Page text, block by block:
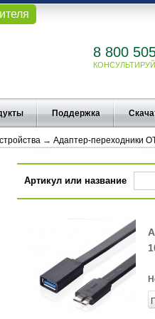
8 800
Поддержка
→ Адаптер-переходники
Артикул или название